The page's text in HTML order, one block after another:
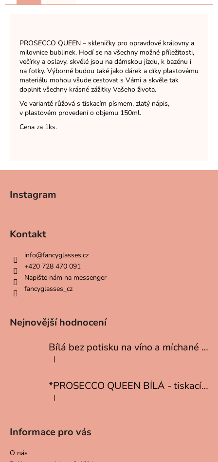
PROSECCO QUEEN – skleničky pro opravdové královny a
milovnice bublinek. Hodí se na všechny možné příležitosti,
večírky a oslavy, skvělé jsou na dámskou jízdu, k bazénu i
na fotky. Výborné budou také jako dárek a díky plastovému
materiálu mohou všude cestovat s Vámi a skvěle tak
doplnit všechny krásné zážitky Vašeho života.
Ve variantě růžová s tiskacím písmem, zlatý nápis,
v plastovém provedení o objemu 150ml.
Cena za 1ks.
Instagram
Kontakt
info@fancyglasses.cz
+420 728 470 091
Napište nám na messenger
fancyglasses_cz
Nejnovější hodnocení
Bílá bez potisku na víno a míchané drinky
Hodnocení produktu je 5 z 5 hvězdiček.
|
*PROSECCO QUEEN BÍLÁ - tiskací písmo
Hodnocení produktu je 5 z 5 hvězdiček.
|
Informace pro vás
O nás